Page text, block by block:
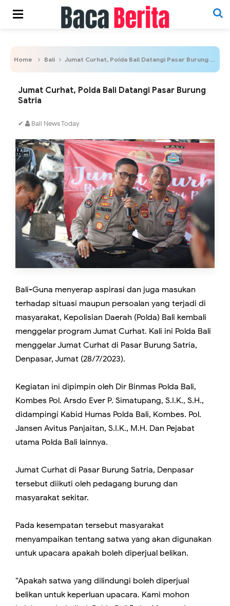
Home Bali Jumat Curhat, Polda Bali Datangi Pasar Burung Satria
Jumat Curhat, Polda Bali Datangi Pasar Burung
Satria
✔ Bali News Today
Bali-Guna menyerap aspirasi dan juga masukan
terhadap situasi maupun persoalan yang terjadi di
masyarakat, Kepolisian Daerah (Polda) Bali kembali
menggelar program Jumat Curhat. Kali ini Polda Bali
menggelar Jumat Curhat di Pasar Burung Satria,
Denpasar, Jumat (28/7/2023).
Kegiatan ini dipimpin oleh Dir Binmas Polda Bali,
Kombes Pol. Arsdo Ever P. Simatupang, S.I.K., S.H.,
didampingi Kabid Humas Polda Bali, Kombes. Pol.
Jansen Avitus Panjaitan, S.I.K., M.H. Dan Pejabat
utama Polda Bali lainnya.
Jumat Curhat di Pasar Burung Satria, Denpasar
tersebut diikuti oleh pedagang burung dan
masyarakat sekitar.
Pada kesempatan tersebut masyarakat
menyampaikan tentang satwa yang akan digunakan
untuk upacara apakah boleh diperjual belikan.
“Apakah satwa yang dilindungi boleh diperjual
belikan untuk keperluan upacara. Kami mohon